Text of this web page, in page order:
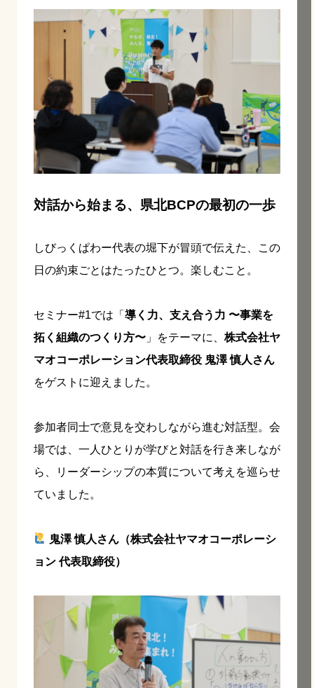
対話から始まる、県北BCPの最初の一歩
しびっくぱわー代表の堀下が冒頭で伝えた、この
日の約束ごとはたったひとつ。楽しむこと。
セミナー#1では「 導く力、支え合う力 〜事業を
拓く組織のつくり方〜 」をテーマに、 株式会社ヤ
マオコーポレーション代表取締役 鬼澤 慎人さん
をゲストに迎えました。
参加者同士で意見を交わしながら進む対話型。会
場では、一人ひとりが学びと対話を行き来しなが
ら、リーダーシップの本質について考えを巡らせ
ていました。
鬼澤 慎人さん（株式会社ヤマオコーポレーシ
ョン 代表取締役）